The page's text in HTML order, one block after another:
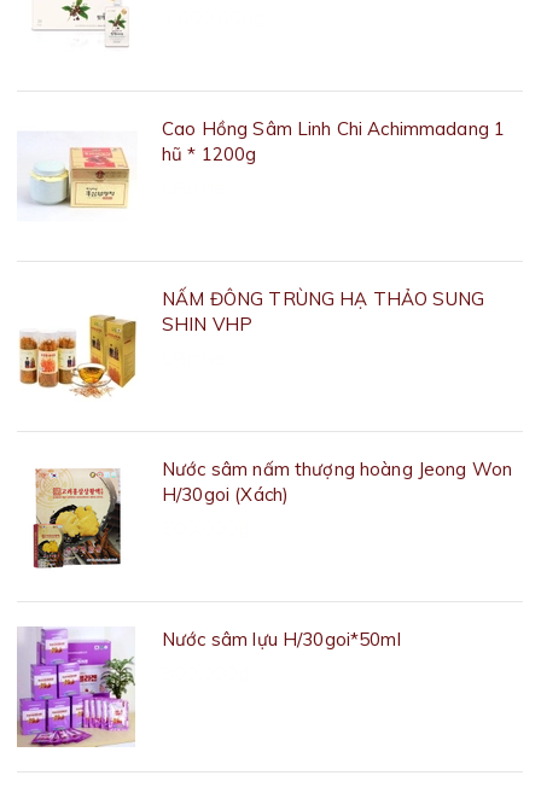
Cao Hồng Sâm Linh Chi Achimmadang 1
hũ * 1200g
NẤM ĐÔNG TRÙNG HẠ THẢO SUNG
SHIN VHP
Nước sâm nấm thượng hoàng Jeong Won
H/30goi (Xách)
Nước sâm lựu H/30goi*50ml